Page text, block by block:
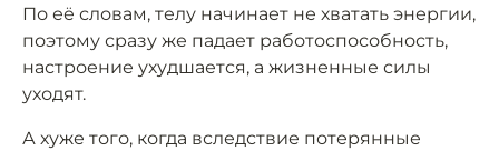
По её словам, телу начинает не хватать энергии,
поэтому сразу же падает работоспособность,
настроение ухудшается, а жизненные силы
уходят.
А хуже того, когда вследствие потерянные